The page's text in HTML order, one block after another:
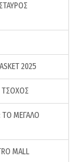
2025
ΤΣΟΧΟΣ
ΤΟ ΜΕΓΑΛΟ
MALL